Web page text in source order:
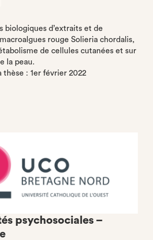
biologiques d’extraits et de
rouge Solieria chordalis,
de cellules cutanées et sur
la peau.
thèse : 1er février 2022
psychosociales –